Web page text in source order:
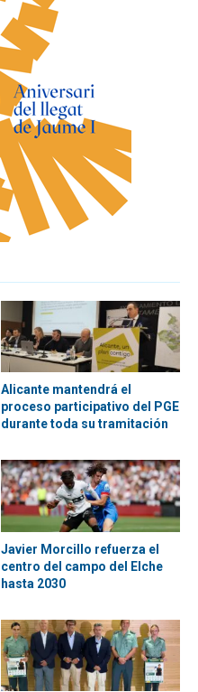
Alicante mantendrá el
proceso participativo del PGE
durante toda su tramitación
Javier Morcillo refuerza el
centro del campo del Elche
hasta 2030